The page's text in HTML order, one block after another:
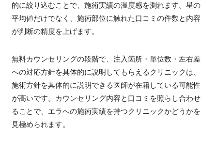
的に絞り込むことで、施術実績の温度感を測れます。星の
平均値だけでなく、施術部位に触れた口コミの件数と内容
が判断の精度を上げます。
無料カウンセリングの段階で、注入箇所・単位数・左右差
への対応方針を具体的に説明してもらえるクリニックは、
施術方針を具体的に説明できる医師が在籍している可能性
が高いです。カウンセリング内容と口コミを照らし合わせ
ることで、エラへの施術実績を持つクリニックかどうかを
見極められます。